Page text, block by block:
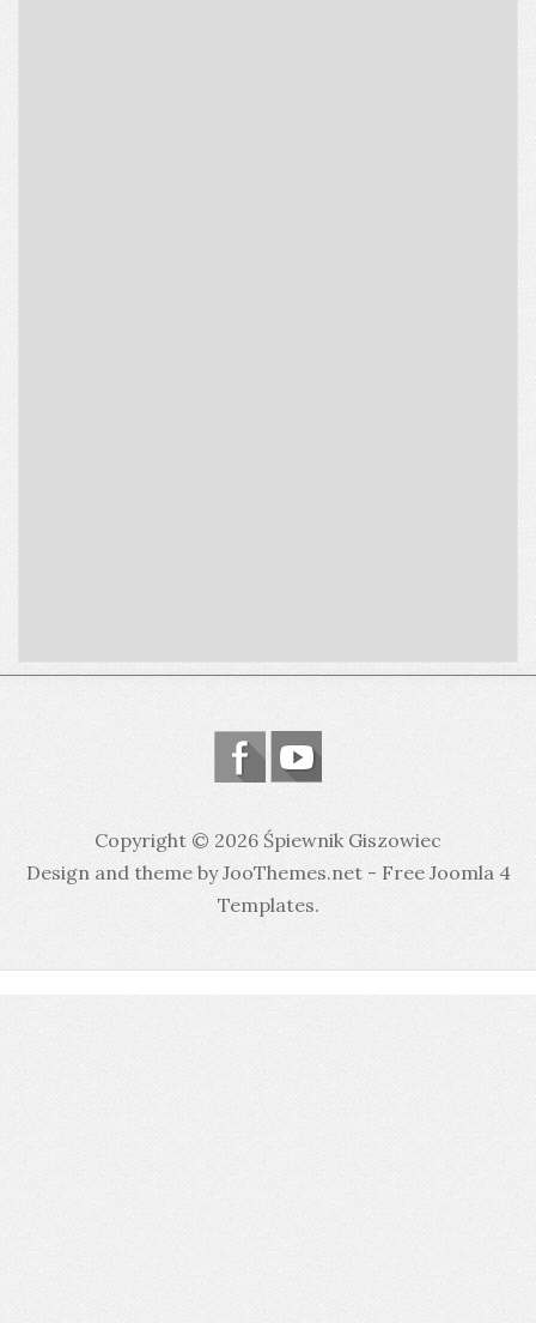
Copyright © 2026 Śpiewnik Giszowiec
Design and theme by JooThemes.net - Free Joomla 4
Templates.